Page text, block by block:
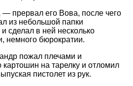
прервал его Вова, после чего
из небольшой папки
сделал в ней несколько
немного бюрократии.
пожал плечами и
картошин на тарелку и отломил
пистолет из рук.